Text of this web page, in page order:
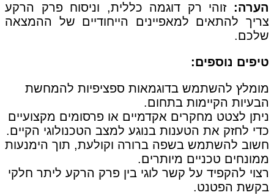
הערה: זוהי רק דוגמה כללית, וניסוח פרק הרקע
צריך להתאים למאפיינים הייחודיים של ההמצאה
שלכם.
טיפים נוספים:
מומלץ להשתמש בדוגמאות ספציפיות להמחשת
הבעיות הקיימות בתחום.
ניתן לצטט מחקרים אקדמיים או פרסומים מקצועיים
כדי לחזק את הטענות בנוגע למצב הטכנולוגי הקיים.
חשוב להשתמש בשפה ברורה וקולעת, תוך הימנעות
ממונחים טכניים מיותרים.
רצוי להקפיד על קשר לוגי בין פרק הרקע ליתר חלקי
בקשת הפטנט.